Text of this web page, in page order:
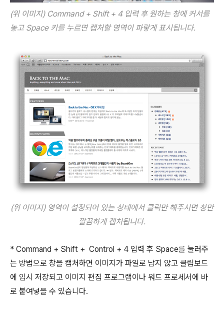
(위 이미지) Command + Shift + 4 입력 후 원하는 창에 커서를
놓고 Space 키를 누르면 캡처할 영역이 파랗게 표시됩니다.
(위 이미지) 영역이 설정되어 있는 상태에서 클릭만해주시면 창만
깔끔하게 캡처됩니다.
* Command + Shift + Control + 4 입력 후 Space를 눌러주
는 방법으로 창을 캡처하면 이미지가 파일로 남지 않고 클립보드
에 임시 저장되고 이미지 편집 프로그램이나 워드 프로세서에 바
로 붙여넣을 수 있습니다.